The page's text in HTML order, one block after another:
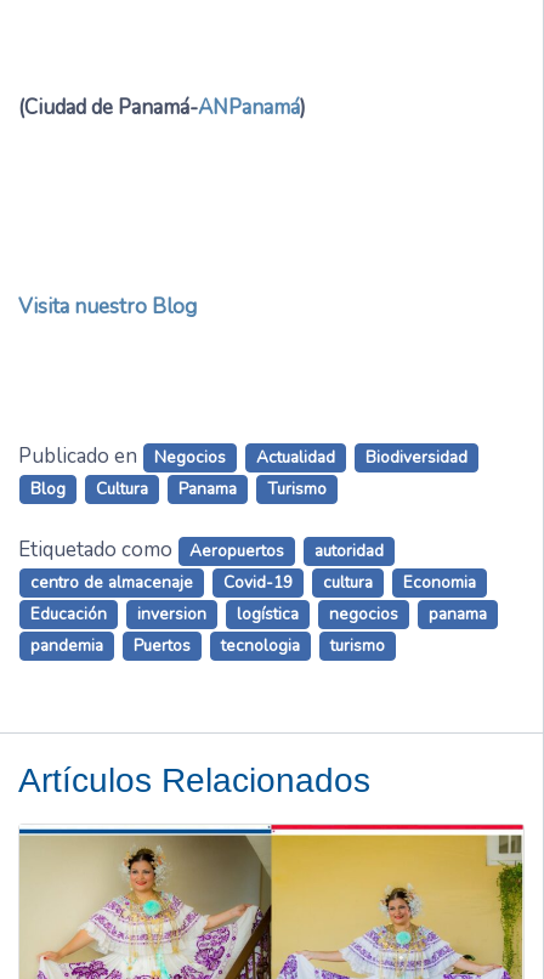
(Ciudad de Panamá-ANPanamá)
Visita nuestro Blog
Publicado en Negocios Actualidad
Biodiversidad
Blog
Cultura Panama Turismo
Etiquetado como Aeropuertos
autoridad
centro de almacenaje
Covid-19 cultura
Economia
Educación
inversion logística negocios
panama
pandemia
Puertos tecnologia turismo
Artículos Relacionados